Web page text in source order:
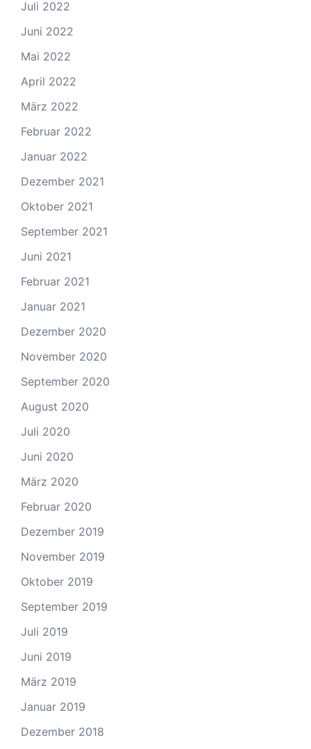
Juli 2022
Juni 2022
Mai 2022
April 2022
März 2022
Februar 2022
Januar 2022
Dezember 2021
Oktober 2021
September 2021
Juni 2021
Februar 2021
Januar 2021
Dezember 2020
November 2020
September 2020
August 2020
Juli 2020
Juni 2020
März 2020
Februar 2020
Dezember 2019
November 2019
Oktober 2019
September 2019
Juli 2019
Juni 2019
März 2019
Januar 2019
Dezember 2018